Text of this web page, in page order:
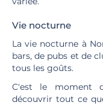
Vie nocturne
La vie nocturne à
bars, de pubs et de
tous les goûts.
C'est le moment
découvrir tout ce